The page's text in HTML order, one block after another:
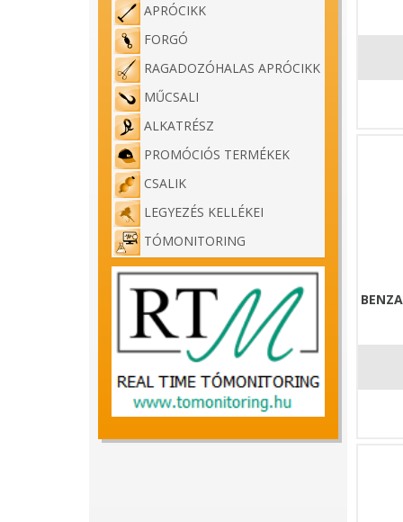
APRÓCIKK
FORGÓ
RAGADOZÓHALAS APRÓCIKK
MŰCSALI
ALKATRÉSZ
PROMÓCIÓS TERMÉKEK
CSALIK
LEGYEZÉS KELLÉKEI
TÓMONITORING